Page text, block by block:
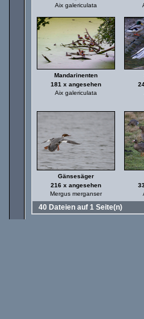
Aix galericulata
Mandarinenten
181 x angesehen
Aix galericulata
Gänsesäger
216 x angesehen
Mergus merganser
40 Dateien auf 1 Seite(n)